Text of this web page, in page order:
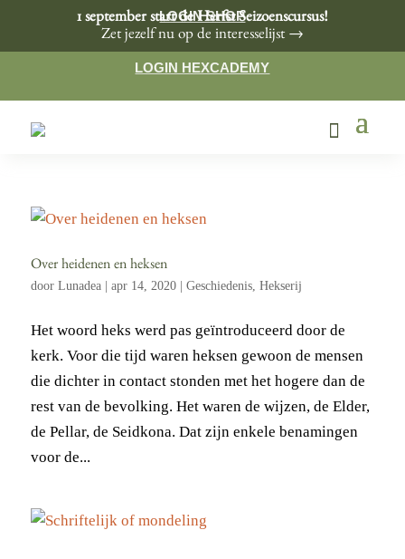
LOGIN SHOP
1 september start de Herfst Seizoenscursus!
Zet jezelf nu op de interesselijst →
LOGIN HEXCADEMY
Over heidenen en heksen
door Lunadea| apr 14, 2020| Geschiedenis, Hekserij
Het woord heks werd pas geïntroduceerd door de
kerk. Voor die tijd waren heksen gewoon de mensen
die dichter in contact stonden met het hogere dan de
rest van de bevolking. Het waren de wijzen, de Elder,
de Pellar, de Seidkona. Dat zijn enkele benamingen
voor de...